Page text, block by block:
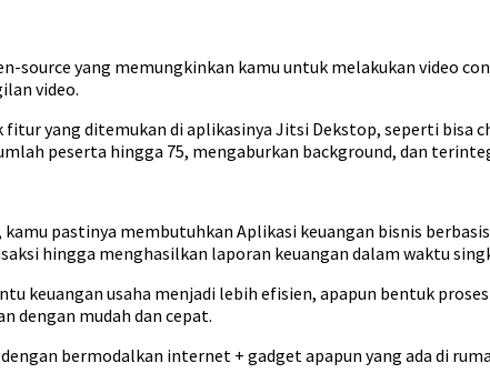
source yang memungkinkan kamu untuk melakukan video
video.
yang ditemukan di aplikasinya Jitsi Dekstop, seperti bisa
peserta hingga 75, mengaburkan background, dan
pastinya membutuhkan Aplikasi keuangan bisnis
hingga menghasilkan laporan keuangan dalam waktu
keuangan usaha menjadi lebih efisien, apapun bentuk
dengan mudah dan cepat.
bermodalkan internet + gadget apapun yang ada di